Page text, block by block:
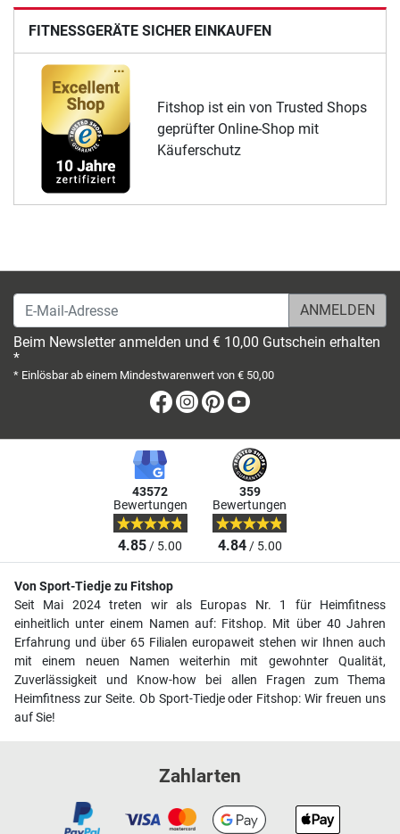
FITNESSGERÄTE SICHER EINKAUFEN
Fitshop ist ein von Trusted Shops
geprüfter Online-Shop mit
Käuferschutz
E-Mail-Adresse
Beim Newsletter anmelden und € 10,00 Gutschein erhalten
*
* Einlösbar ab einem Mindestwarenwert von € 50,00
Facebook
Instagram
Pinterest
43572
Bewertungen
4.85/ 5.00
359
Bewertungen
4.84/ 5.00
Von Sport-Tiedje zu Fitshop
Seit Mai 2024 treten wir als Europas Nr. 1 für Heimfitness
einheitlich unter einem Namen auf: Fitshop. Mit über 40 Jahren
Erfahrung und über 65 Filialen europaweit stehen wir Ihnen auch
mit einem neuen Namen weiterhin mit gewohnter Qualität,
Zuverlässigkeit und Know-how bei allen Fragen zum Thema
Heimfitness zur Seite. Ob Sport-Tiedje oder Fitshop: Wir freuen uns
auf Sie!
Zahlarten